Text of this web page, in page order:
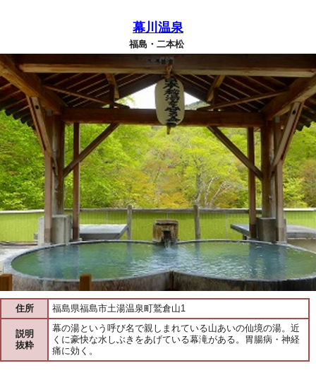
幕川温泉
福島・二本松
住所 福島県福島市土湯温泉町鷲倉山1
説明
抜粋
幕の湯という呼び名で親しまれている山あいの仙境の湯。近
くに豪快な水しぶきをあげている幕滝がある。胃腸病・神経
痛に効く。